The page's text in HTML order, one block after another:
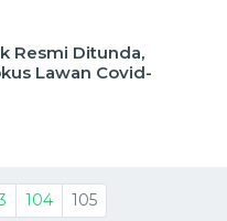
Resmi Ditunda,
Lawan Covid-
104 105